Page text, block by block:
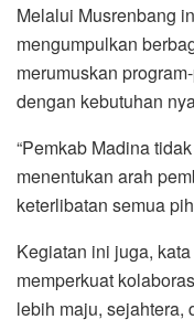
Melalui Musrenbang
mengumpulkan
merumuskan
dengan kebutuhan
“Pemkab Madina
menentukan arah
keterlibatan semua
Kegiatan ini juga,
memperkuat
lebih maju, sejahtera,